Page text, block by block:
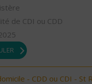
de CDI ou CDD
- CDD ou CDI - St